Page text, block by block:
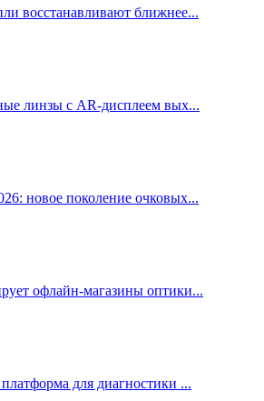
восстанавливают ближнее...
линзы с AR-дисплеем вых...
новое поколение очковых...
офлайн‑магазины оптики...
для диагностики ...